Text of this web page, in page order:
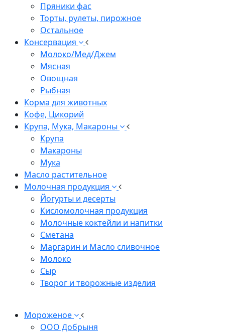
Пряники фас
Торты, рулеты, пирожное
Остальное
Консервация
Молоко/Мед/Джем
Мясная
Овощная
Рыбная
Корма для животных
Кофе, Цикорий
Крупа, Мука, Макароны
Крупа
Макароны
Мука
Масло растительное
Молочная продукция
Йогурты и десерты
Кисломолочная продукция
Молочные коктейли и напитки
Сметана
Маргарин и Масло сливочное
Молоко
Сыр
Творог и творожные изделия
Мороженое
ООО Добрыня